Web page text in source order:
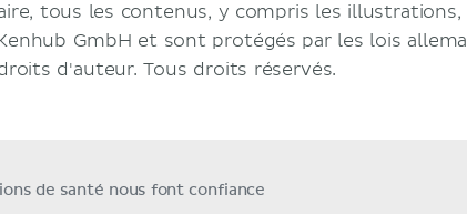
tous les contenus, y compris les illustrations,
GmbH et sont protégés par les lois
d'auteur. Tous droits réservés.
de santé nous font confiance